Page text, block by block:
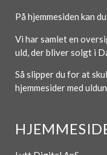
På hjemmesiden kan
Vi har samlet en
uld, der bliver solgt i
Så slipper du for at
hjemmesider med